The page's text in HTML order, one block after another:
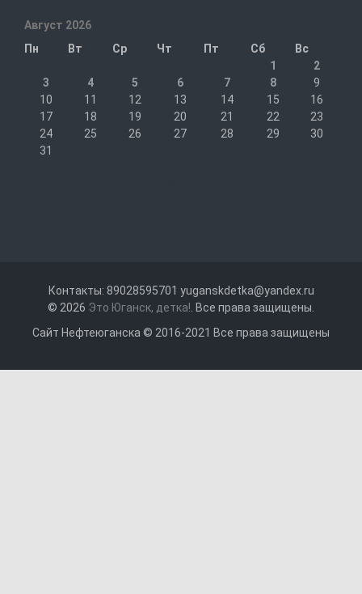
Август 2026
Пн
Вт Ср Чт Пт Сб
Вс
1
2
3
4 5 6 7 8
9
10
11 12 13 14 15
16
17
18 19 20 21 22
23
24
25 26 27 28 29
30
31
Контакты: 89028595701 yuganskdetka@yandex.ru
© 2026 Это Юганск, детка! . Все права защищены.
Сайт Нефтеюганска © 2016-2021 Все права защищены